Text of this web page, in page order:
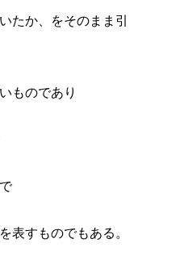
たか、をそのまま引
ものであり
表すものでもある。